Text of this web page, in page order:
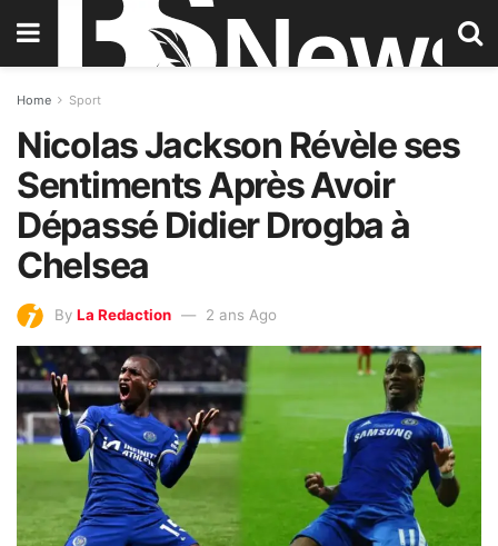
Home Sport
Nicolas Jackson Révèle ses
Sentiments Après Avoir
Dépassé Didier Drogba à
Chelsea
By La Redaction 2 ans Ago